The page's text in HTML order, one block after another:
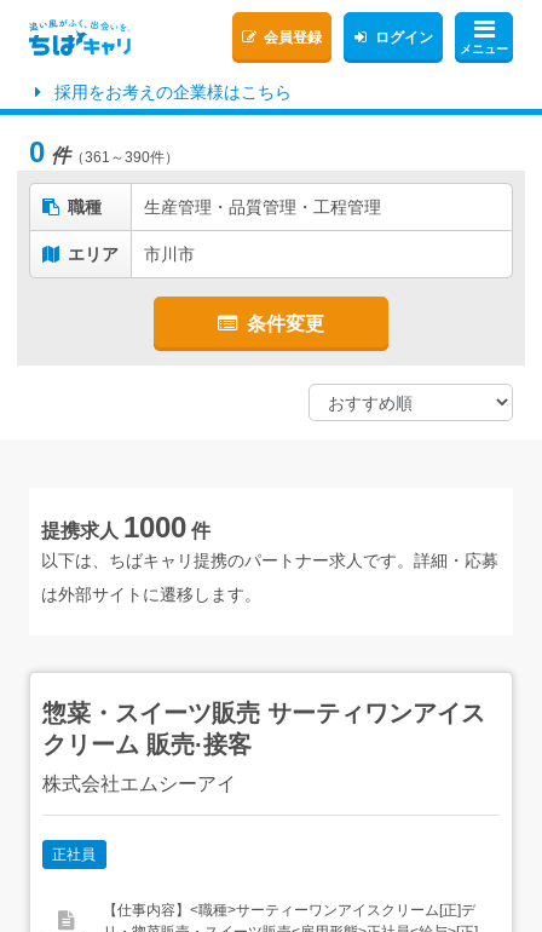
メニュー
会員登録 ログイン
採用をお考えの企業様はこちら
0 件（361～390件）
職種 生産管理・品質管理・工程管理
エリア 市川市
条件変更
提携求人 1000 件
以下は、ちばキャリ提携のパートナー求人です。詳細・応募
は外部サイトに遷移します。
惣菜・スイーツ販売 サーティワンアイス
クリーム 販売·接客
株式会社エムシーアイ
正社員
【仕事内容】<職種>サーティーワンアイスクリーム[正]デ